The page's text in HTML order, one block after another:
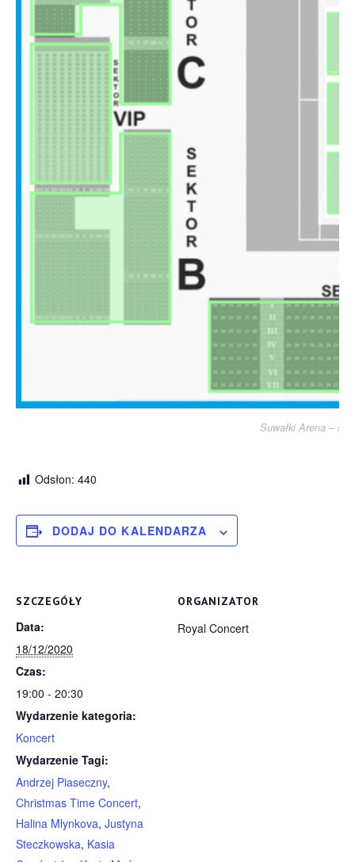
Suwałki Arena –
Odsłon: 440
DODAJ DO KALENDARZA
SZCZEGÓŁY
Data:
18/12/2020
Czas:
19:00 - 20:30
Wydarzenie kategoria:
Koncert
Wydarzenie Tagi:
Andrzej Piaseczny,
Christmas Time Concert,
Halina Mlynkova, Justyna
Steczkowska, Kasia
ORGANIZATOR
Royal Concert